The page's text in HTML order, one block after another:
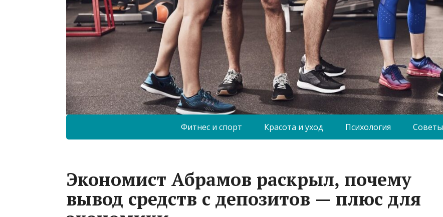
Фитнес и спорт Красота и уход Психология Советы
Экономист Абрамов раскрыл, почему
вывод средств с депозитов — плюс для